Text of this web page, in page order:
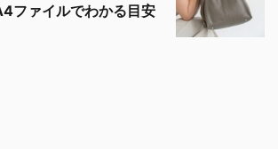
ファイルでわかる目安